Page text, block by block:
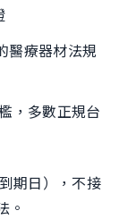
醫療器材法規
，多數正規台
到期日），不接
。